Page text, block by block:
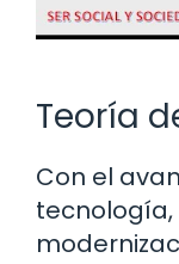
Teoría
Con el